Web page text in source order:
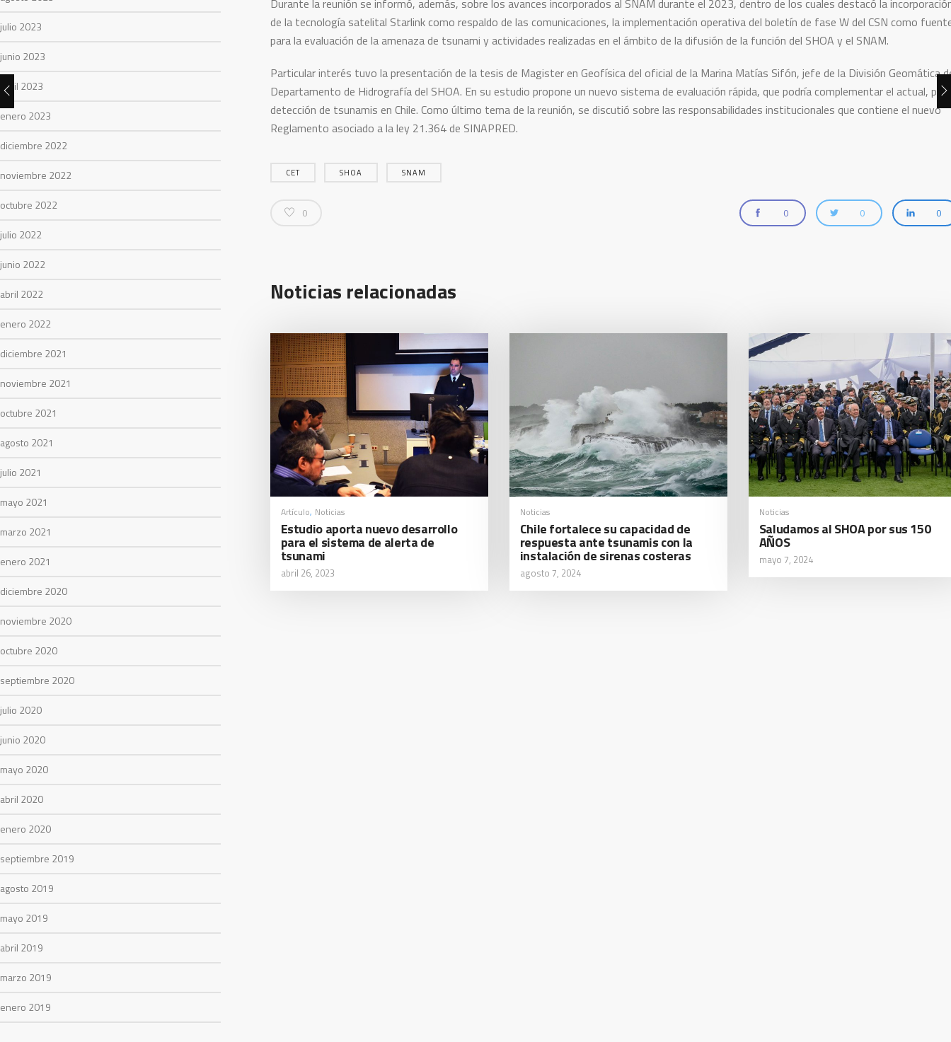
julio 2023
junio 2023
abril 2023
enero 2023
diciembre 2022
noviembre 2022
octubre 2022
julio 2022
junio 2022
abril 2022
enero 2022
diciembre 2021
noviembre 2021
octubre 2021
agosto 2021
julio 2021
mayo 2021
marzo 2021
enero 2021
diciembre 2020
noviembre 2020
octubre 2020
septiembre 2020
julio 2020
junio 2020
mayo 2020
abril 2020
enero 2020
septiembre 2019
agosto 2019
mayo 2019
abril 2019
marzo 2019
enero 2019
Durante la reunión se informó, además, sobre los avances incorporados al SNAM durante el 2023, dentro de los cuales destacó la
de la tecnología satelital Starlink como respaldo de las comunicaciones, la implementación operativa del boletín de fase W del CSN como
para la evaluación de la amenaza de tsunami y actividades realizadas en el ámbito de la difusión de la función del SHOA y el SNAM.
Particular interés tuvo la presentación de la tesis de Magister en Geofísica del oficial de la Marina Matías Sifón, jefe de la División Geomática
Departamento de Hidrografía del SHOA. En su estudio propone un nuevo sistema de evaluación rápida, que podría complementar el actual,
detección de tsunamis en Chile. Como último tema de la reunión, se discutió sobre las responsabilidades institucionales que contiene el nuevo
Reglamento asociado a la ley 21.364 de SINAPRED.
CET SHOA SNAM
0 0 0 0
Noticias relacionadas
Artículo, Noticias
Estudio aporta nuevo desarrollo
para el sistema de alerta de
tsunami
abril 26, 2023
Noticias
Chile fortalece su capacidad de
respuesta ante tsunamis con la
instalación de sirenas costeras
agosto 7, 2024
Noticias
Saludamos al SHOA por sus 150
AÑOS
mayo 7, 2024